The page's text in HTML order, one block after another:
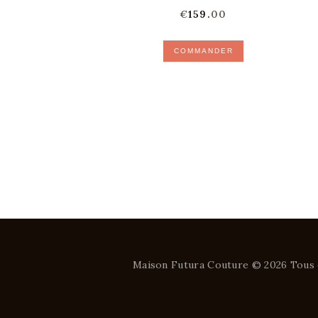
€159.00
COMMANDER
Maison Futura Couture © 2026